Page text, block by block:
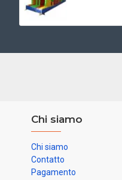
Chi siamo
Chi siamo
Contatto
Pagamento